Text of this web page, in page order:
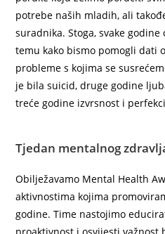
potrebe naših mladih, ali
suradnika. Stoga, svake
temu kako bismo pomogli dati
probleme s kojima se
je bila suicid, druge godine
treće godine izvrsnost i
Tjedan mentalnog
Obilježavamo Mental Health
aktivnostima kojima
godine. Time nastojimo